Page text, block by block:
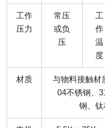
工作
压力
常压
或负
压
工
作
温
度
材质 与物料接触材
04不锈钢、
钢、钛